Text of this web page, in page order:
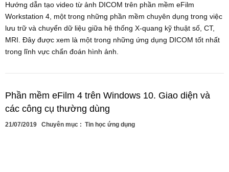
Hướng dẫn tạo video từ ảnh DICOM trên phần mềm eFilm
Workstation 4, một trong những phần mềm chuyên dụng trong việc
lưu trữ và chuyển dữ liệu giữa hệ thống X-quang kỹ thuật số, CT,
MRI. Đây được xem là một trong những ứng dụng DICOM tốt nhất
trong lĩnh vực chẩn đoán hình ảnh.
Phần mềm eFilm 4 trên Windows 10. Giao diện và
các công cụ thường dùng
21/07/2019 Chuyên mục : Tin học ứng dụng